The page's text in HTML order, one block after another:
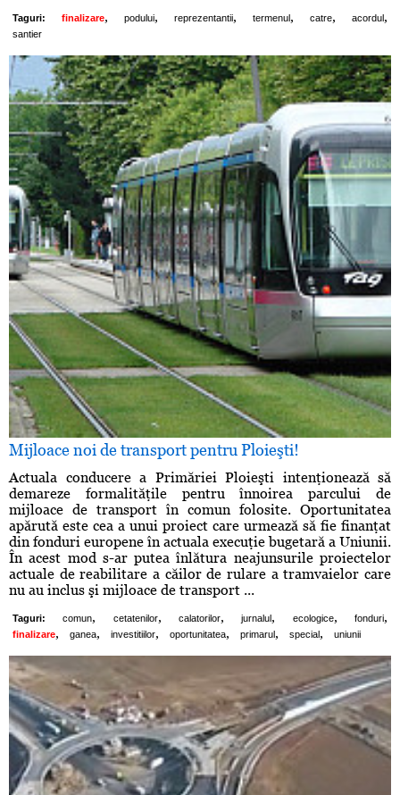
Taguri: finalizare, podului, reprezentantii, termenul , catre, acordul ,
santier
Mijloace noi de transport pentru Ploieşti!
Actuala conducere a Primăriei Ploieşti intenţionează să
demareze formalităţile pentru înnoirea parcului de
mijloace de transport în comun folosite. Oportunitatea
apărută este cea a unui proiect care urmează să fie finanţat
din fonduri europene în actuala execuţie bugetară a Uniunii.
În acest mod s-ar putea înlătura neajunsurile proiectelor
actuale de reabilitare a căilor de rulare a tramvaielor care
nu au inclus şi mijloace de transport ...
Taguri: comun, cetatenilor, calatorilor, jurnalul , ecologice, fonduri,
finalizare, ganea, investitiilor, oportunitatea, primarul , special , uniunii